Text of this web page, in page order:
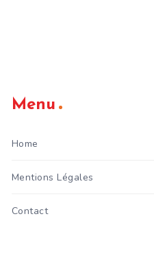
Menu
Home
Mentions Légales
Contact